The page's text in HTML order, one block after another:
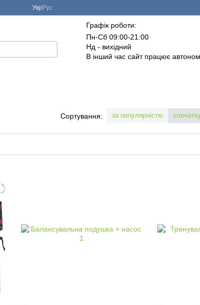
УкрРус
Графік роботи:
Пн-Сб 09:00-21:00
Нд - вихідний
В інший час сайт працює
Сортування: за популярністю